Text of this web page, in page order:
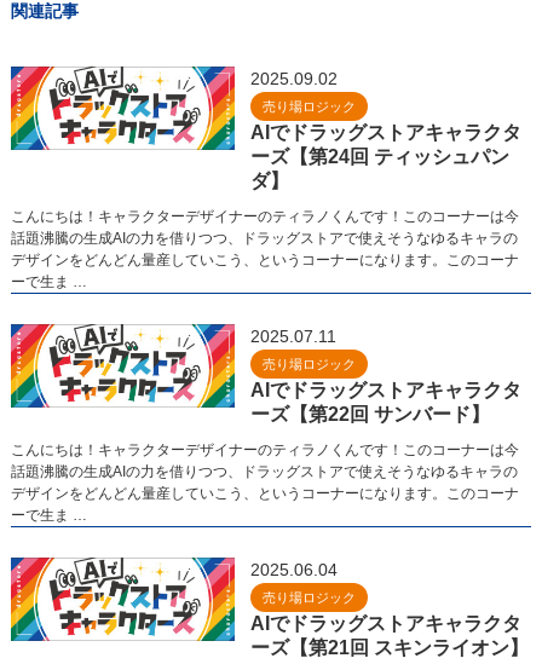
関連記事
2025.09.02
売り場ロジック
AIでドラッグストアキャラクタ
ーズ【第24回 ティッシュパン
ダ】
こんにちは！キャラクターデザイナーのティラノくんです！このコーナーは今
話題沸騰の生成AIの力を借りつつ、ドラッグストアで使えそうなゆるキャラの
デザインをどんどん量産していこう、というコーナーになります。このコーナ
ーで生ま …
2025.07.11
売り場ロジック
AIでドラッグストアキャラクタ
ーズ【第22回 サンバード】
こんにちは！キャラクターデザイナーのティラノくんです！このコーナーは今
話題沸騰の生成AIの力を借りつつ、ドラッグストアで使えそうなゆるキャラの
デザインをどんどん量産していこう、というコーナーになります。このコーナ
ーで生ま …
2025.06.04
売り場ロジック
AIでドラッグストアキャラクタ
ーズ【第21回 スキンライオン】